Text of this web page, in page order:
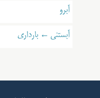
آبرو
آبستنی ← بارداری